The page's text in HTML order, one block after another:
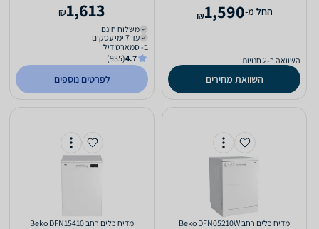
‫החל מ-1,590
₪
השוואה ב-2 חנויות
השוואת מחירים
1,613
₪
משלוח חינם
עד 7 ימי עסקים
ב- סמארט דיל
4.7
(935)
לפרטים נוספים
מדיח כלים ‏רחב Beko DFN05210W מדיח כלים ‏רחב Beko DFN15410